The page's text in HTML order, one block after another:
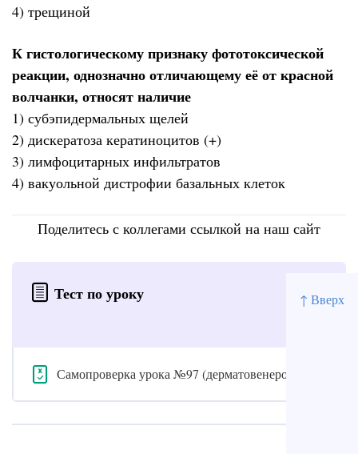
↑ Вверх
4) трещиной
К гистологическому признаку фототоксической
реакции, однозначно отличающему её от красной
волчанки, относят наличие
1) субэпидермальных щелей
2) дискератоза кератиноцитов (+)
3) лимфоцитарных инфильтратов
4) вакуольной дистрофии базальных клеток
Поделитесь с коллегами ссылкой на наш сайт
Тест по уроку
Самопроверка урока №97 (дерматовенерология)